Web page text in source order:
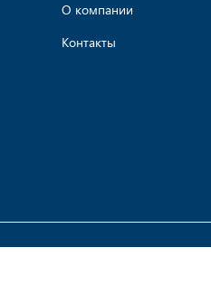
О компании
Контакты